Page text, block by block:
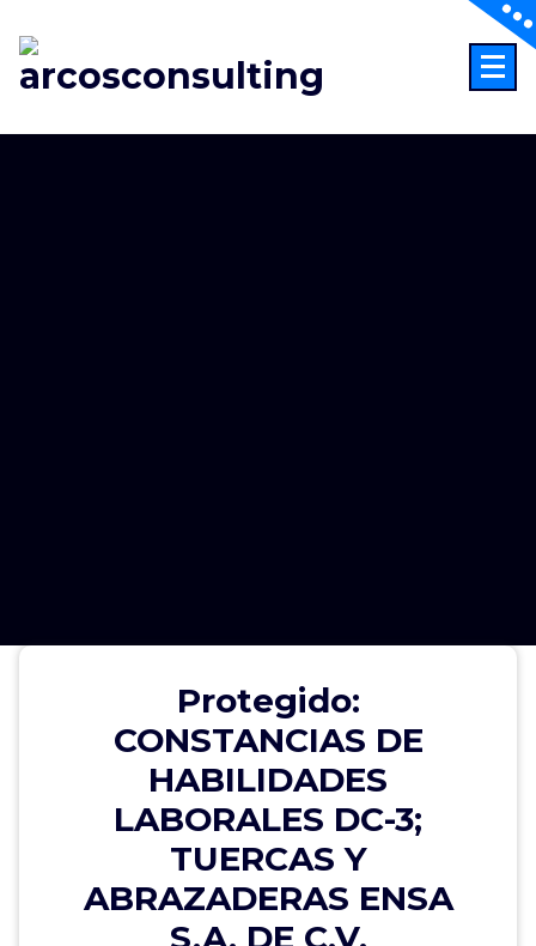
Protegido:
CONSTANCIAS DE
HABILIDADES
LABORALES DC-3;
TUERCAS Y
ABRAZADERAS ENSA
S.A. DE C.V.
Protegido: CONSTANCIAS DE
HABILIDADES LABORALES DC-3;
TUERCAS Y ABRAZADERAS ENSA
S.A. DE C.V.
Marlo Abraham Sánchez Huerta